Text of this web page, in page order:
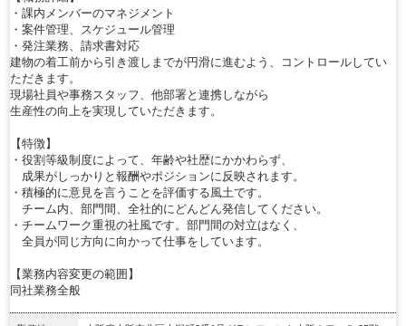
・課内メンバーのマネジメント
・案件管理、スケジュール管理
・発注業務、請求書対応
建物の着工前から引き渡しまでが円滑に進むよう、コントロールしてい
ただきます。
現場社員や事務スタッフ、他部署と連携しながら
生産性の向上を実現していただきます。
【特徴】
・役割等級制度によって、年齢や社歴にかかわらず、
成果がしっかりと報酬やポジションに反映されます。
・積極的に意見を言うことを評価する風土です。
チーム内、部門間、全社的にどんどん発信してください。
・チームワーク重視の社風です。部門間の対立はなく、
全員が同じ方向に向かって仕事をしています。
【業務内容変更の範囲】
同社業務全般